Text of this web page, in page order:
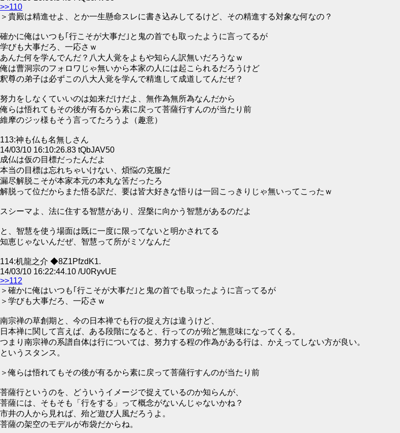
>>110
＞貴殿は精進せよ、とか一生懸命スレに書き込みしてるけど、その精進する対象な何なの？
確かに俺はいつも｢行こそが大事だ｣と鬼の首でも取ったように言ってるが
学びも大事だろ、一応さｗ
あんた何を学んでんだ？八大人覚をよもや知らん訳無いだろうなｗ
俺は曹洞宗のフォロワじゃ無いから本家の人には起こられるだろうけど
釈尊の弟子は必ずこの八大人覚を学んで精進して成道してんだぜ？
努力をしなくていいのは如来だけだよ、無作為無所為なんだから
俺らは悟れてもその後が有るから素に戻って菩薩行すんのが当たり前
維摩のジッ様もそう言ってたろうよ（趣意）
113:神も仏も名無しさん
14/03/10 16:10:26.83 tQbJAV50
成仏は仮の目標だったんだよ
本当の目標は忘れちゃいけない、煩悩の克服だ
漏尽解脱こそが本家本元の本丸な筈だったろ
解脱って位だからまた悟る訳だ、要は皆大好きな悟りは一回こっきりじゃ無いってこったｗ
スシーマよ、法に住する智慧があり、涅槃に向かう智慧があるのだよ
と、智慧を使う場面は既に一度に限ってないと明かされてる
知恵じゃないんだぜ、智慧って所がミソなんだ
114:机龍之介 ◆8Z1PfzdK1.
14/03/10 16:22:44.10 /U0RyvUE
>>112
＞確かに俺はいつも｢行こそが大事だ｣と鬼の首でも取ったように言ってるが
＞学びも大事だろ、一応さｗ
南宗禅の草創期と、今の日本禅でも行の捉え方は違うけど、
日本禅に関して言えば、ある段階になると、行ってのが殆ど無意味になってくる。
つまり南宗禅の系譜自体は行については、努力する程の作為がある行は、かえってしない方が良い。
というスタンス。
＞俺らは悟れてもその後が有るから素に戻って菩薩行すんのが当たり前
菩薩行というのを、どういうイメージで捉えているのか知らんが、
菩薩には、そもそも「行をする」って概念がないんじゃないかね？
市井の人から見れば、殆ど遊び人風だろうよ。
菩薩の架空のモデルが布袋だからね。